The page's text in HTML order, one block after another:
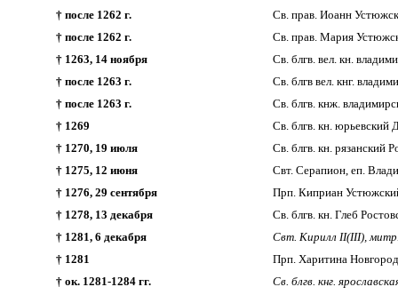
† после 1262 г.
Св. прав. Иоанн
† после 1262 г.
Св. прав. Мария
† 1263, 14 ноября
Св. блгв. вел. кн.
† после 1263 г.
Св. блгв вел. кнг.
† после 1263 г.
Св. блгв. кнж.
† 1269
Св. блгв. кн.
† 1270, 19 июля
Св. блгв. кн. рязанский
† 1275, 12 июня
Свт. Серапион, еп.
† 1276, 29 сентября
Прп. Киприан
† 1278, 13 декабря
Св. блгв. кн. Глеб
† 1281, 6 декабря
Свт. Кирилл II(III), митр.
† 1281
Прп. Харитина
† ок. 1281-1284 гг.
Св. блгв. кнг.